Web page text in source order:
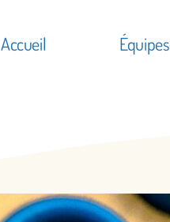
Accueil Équipes